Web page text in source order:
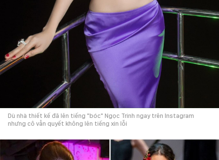
Dù nhà thiết kế đã lên tiếng "bóc" Ngọc Trinh ngay trên Instagram
nhưng cô vẫn quyết không lên tiếng xin lỗi